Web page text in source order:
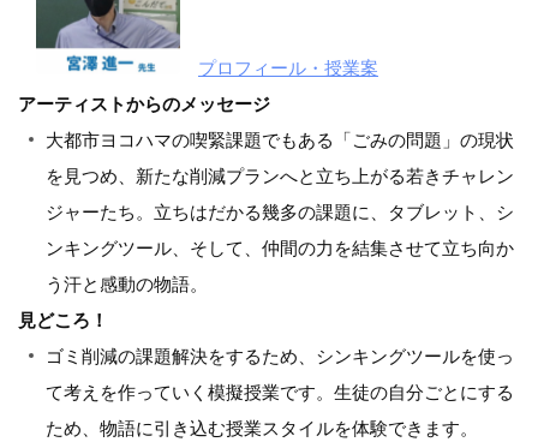
プロフィール・授業案
アーティストからのメッセージ
大都市ヨコハマの喫緊課題でもある「ごみの問題」の現状
を見つめ、新たな削減プランへと立ち上がる若きチャレン
ジャーたち。立ちはだかる幾多の課題に、タブレット、シ
ンキングツール、そして、仲間の力を結集させて立ち向か
う汗と感動の物語。
見どころ！
ゴミ削減の課題解決をするため、シンキングツールを使っ
て考えを作っていく模擬授業です。生徒の自分ごとにする
ため、物語に引き込む授業スタイルを体験できます。